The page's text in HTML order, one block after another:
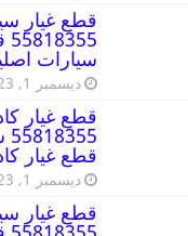
قطع غيار
سيارات
ديسمبر 1, 2023
قطع غيار
قطع غيار
ديسمبر 1, 2023
قطع غيار